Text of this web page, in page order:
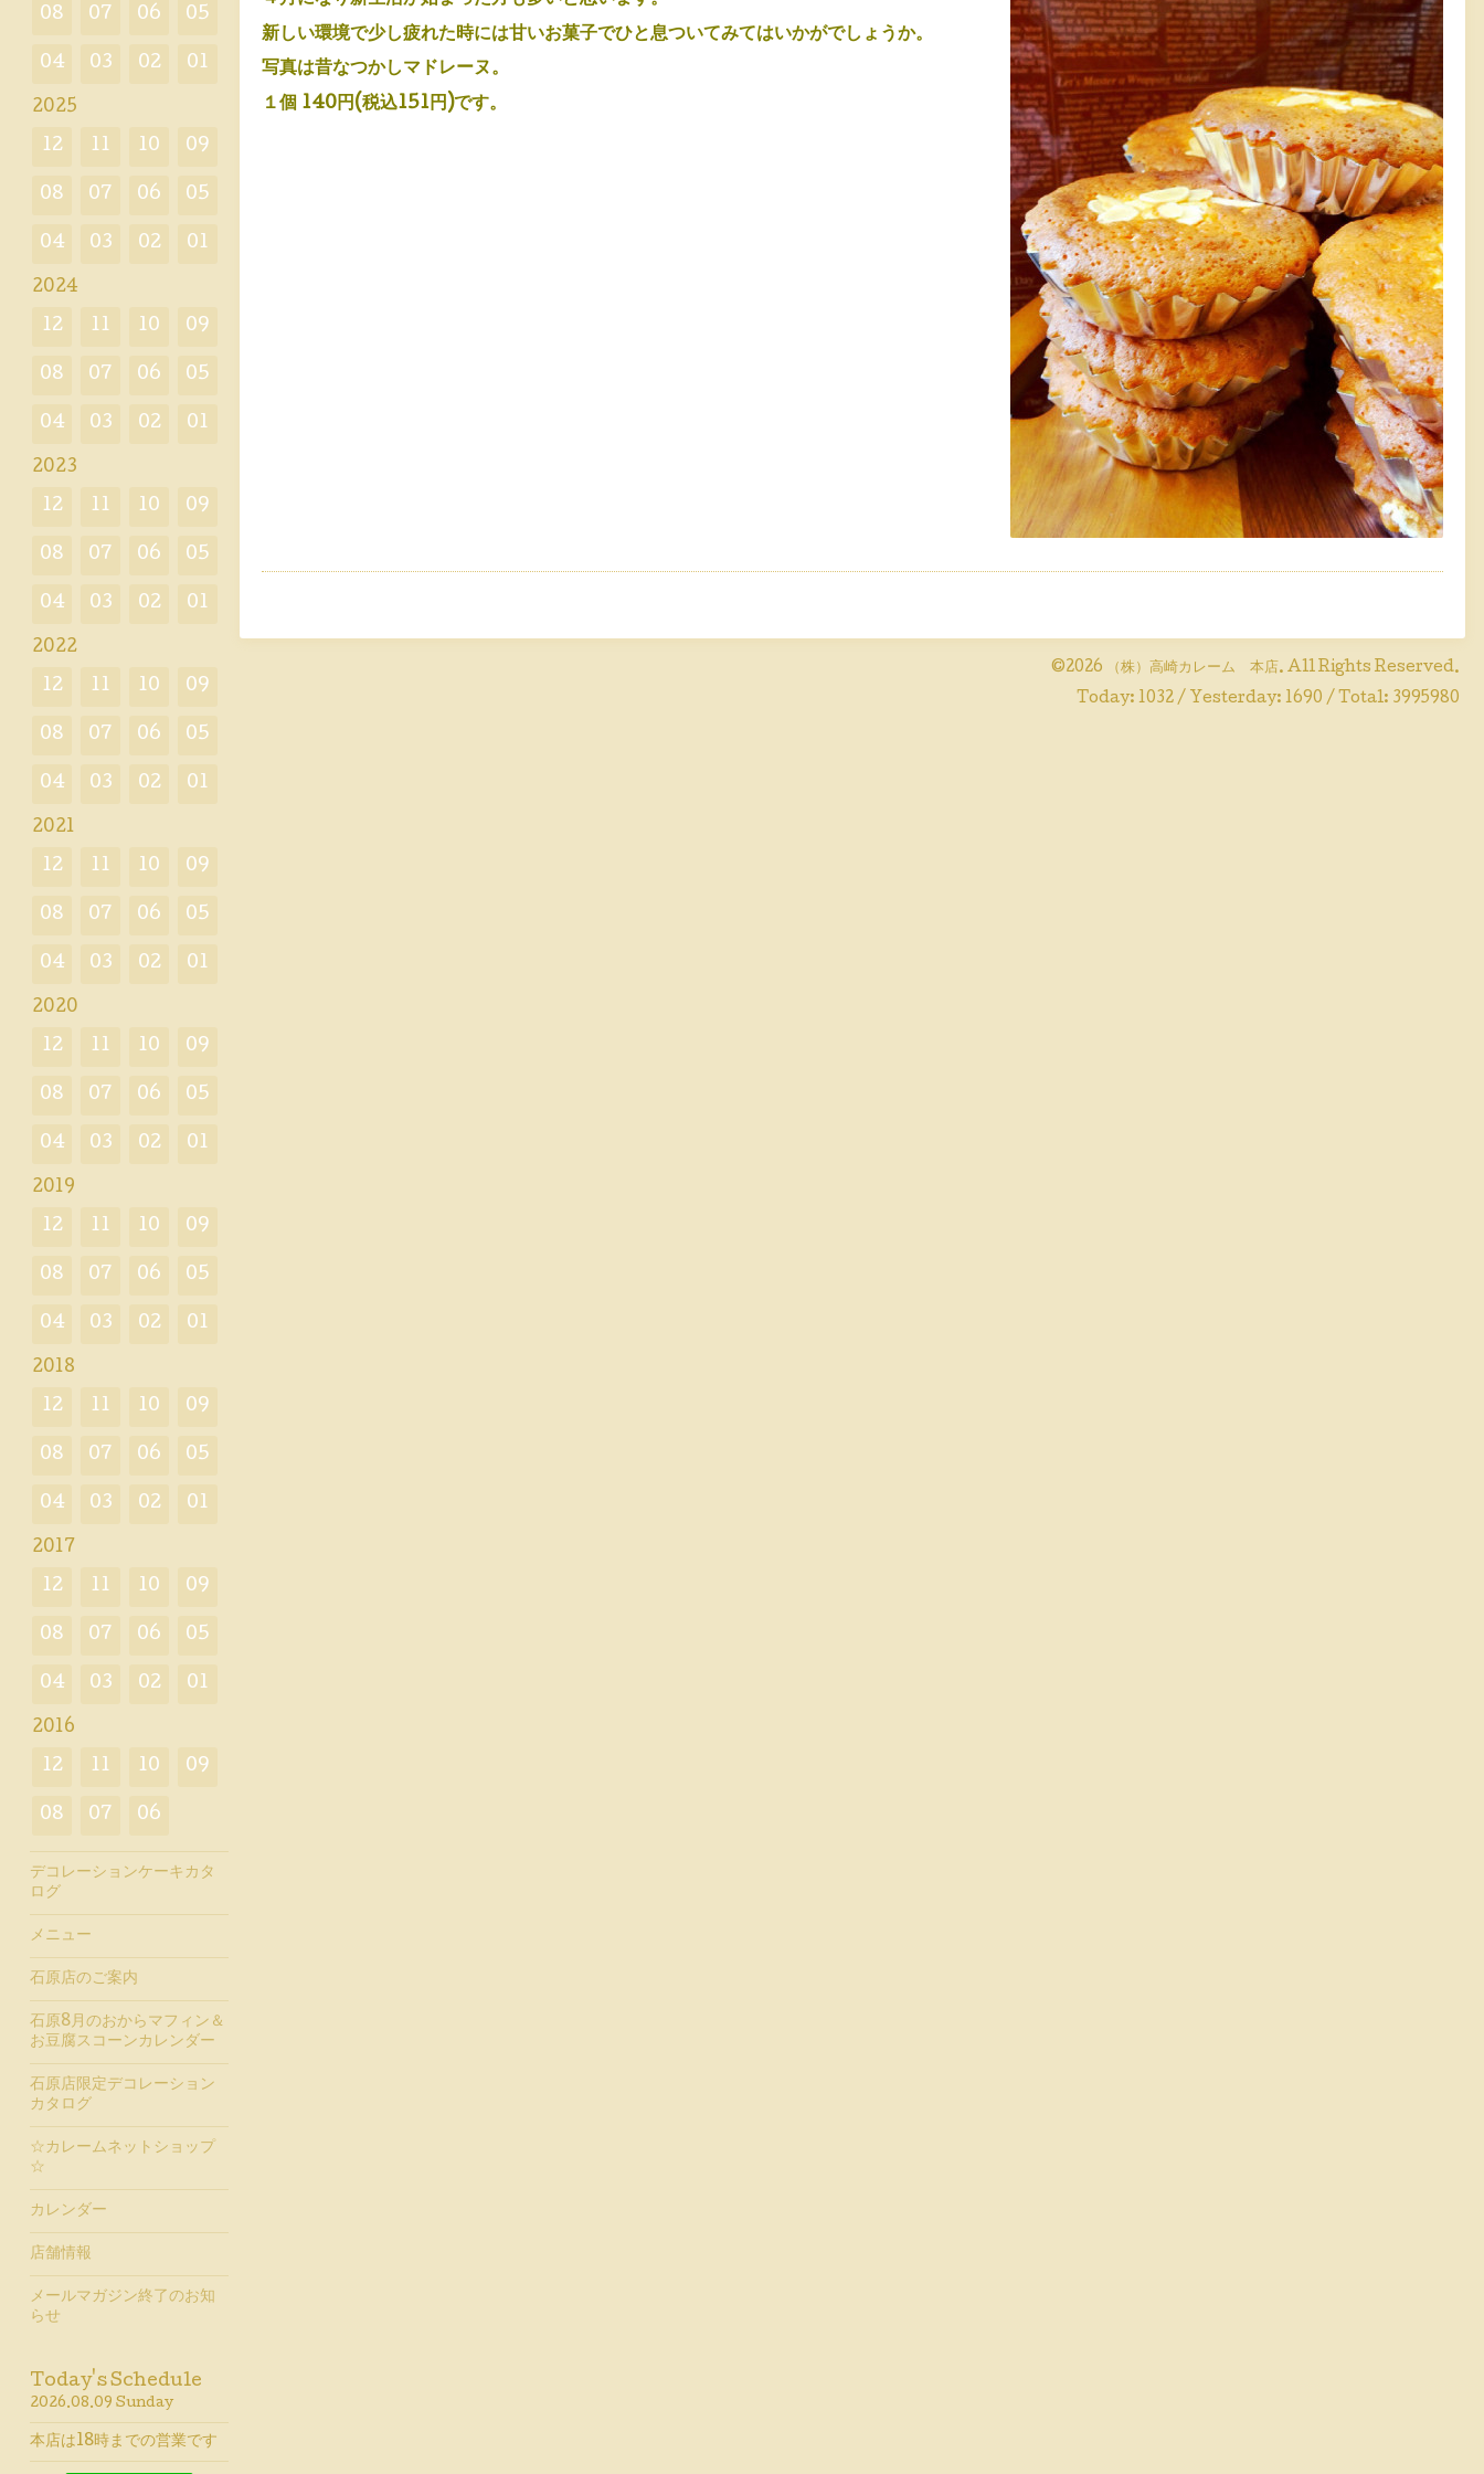
新しい環境で少し疲れた時には甘いお菓子でひと息ついてみてはいかがでしょうか。
写真は昔なつかしマドレーヌ。
１個 140円(税込151円)です。
©2026 （株）高崎カレーム 本店. All Rights Reserved.
Today: 1032 / Yesterday: 1690 / Total: 3995980
08 07 06 05
04 03 02 01
2025
12 11 10 09
08 07 06 05
04 03 02 01
2024
12 11 10 09
08 07 06 05
04 03 02 01
2023
12 11 10 09
08 07 06 05
04 03 02 01
2022
12 11 10 09
08 07 06 05
04 03 02 01
2021
12 11 10 09
08 07 06 05
04 03 02 01
2020
12 11 10 09
08 07 06 05
04 03 02 01
2019
12 11 10 09
08 07 06 05
04 03 02 01
2018
12 11 10 09
08 07 06 05
04 03 02 01
2017
12 11 10 09
08 07 06 05
04 03 02 01
2016
12 11 10 09
08 07 06
デコレーションケーキカタ
ログ
メニュー
石原店のご案内
石原8月のおからマフィン＆
お豆腐スコーンカレンダー
石原店限定デコレーション
カタログ
☆カレームネットショップ
☆
カレンダー
店舗情報
メールマガジン終了のお知
らせ
Today's Schedule
2026.08.09 Sunday
本店は18時までの営業です